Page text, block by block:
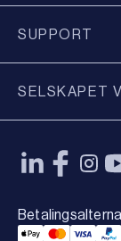
SUPPORT
SELSKAPET
Applepay
Mastercard
Visa